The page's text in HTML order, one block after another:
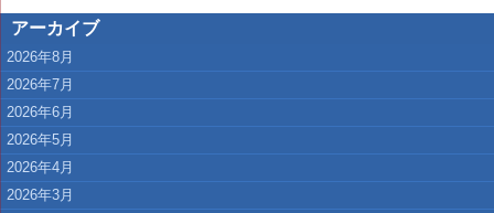
アーカイブ
2026年8月
2026年7月
2026年6月
2026年5月
2026年4月
2026年3月